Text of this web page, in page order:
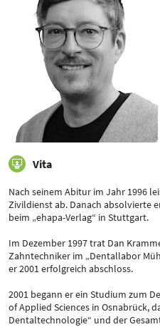
Vita
Nach seinem Abitur im Jahr 1996
Zivildienst ab. Danach absolvierte
beim „ehapa-Verlag“ in Stuttgart.
Im Dezember 1997 trat Dan
Zahntechniker im „Dentallabor
er 2001 erfolgreich abschloss.
2001 begann er ein Studium zum
of Applied Sciences in Osnabrück,
Dentaltechnologie“ und der